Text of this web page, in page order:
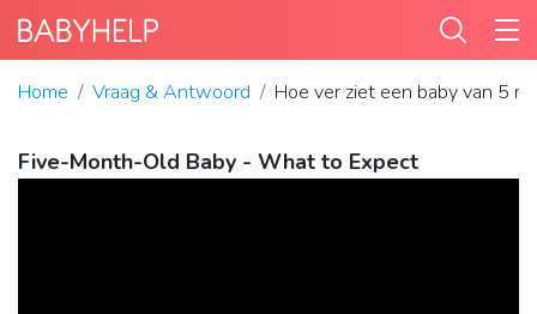
Home Vraag & Antwoord Hoe ver ziet een baby van 5
Five-Month-Old Baby - What to Expect